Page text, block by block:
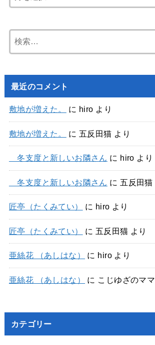
索:
最近のコメント
敷地が増えた。 に hiro より
敷地が増えた。 に 五反田猫 より
冬支度と新しいお隣さん に hiro より
冬支度と新しいお隣さん に 五反田猫
匠亭（たくみてい） に hiro より
匠亭（たくみてい） に 五反田猫 より
亜絲花 （あしはな） に hiroより
亜絲花 （あしはな） に こじゆざのママ
カテゴリー